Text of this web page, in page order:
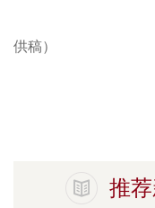
供稿）
推